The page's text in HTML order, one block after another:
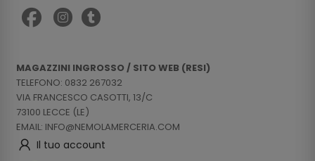
MAGAZZINI INGROSSO / SITO WEB (RESI)
TELEFONO: 0832 267032
VIA FRANCESCO CASOTTI, 13/C
73100 LECCE (LE)
EMAIL: INFO@NEMOLAMERCERIA.COM
Il tuo account